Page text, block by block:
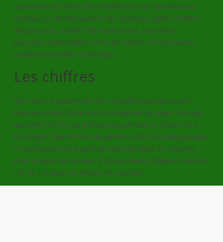
aussi bien en terme de compétitons que de parcours
amicaux ou de découverte de nouveaux golfs, nombre
de parcours, nombre de trous joués, nouveaux
parcours, index début et fin de saison et nouveauté,
nombre de birdies et d’eagle.
Les chiffres
Ma saison a quasiment été complète puisqu’aucune
blessure importante ne m’a empêché de jouer. J’ai joué
au total 129 fois au golf un peu partout en France et à
l’étranger. Seul le mois de janvier a été très peu golfique
(2 parcours) tant le golf de Charmeil était en mauvais
état à cause de la boue. 2 trous étaient d’ailleurs fermés
(16 et 17) pour les laisser se reposer.